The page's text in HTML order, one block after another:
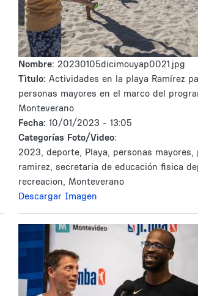
Nombre: 20230105dicimouyap0021.jpg
Tìtulo: Actividades en la playa Ramírez
personas mayores en el marco del
Monteverano
Fecha: 10/01/2023 - 13:05
Categorías Foto/Video:
2023, deporte, Playa, personas mayores,
ramirez, secretaria de educación fisica
recreacion, Monteverano
Descargar Imagen